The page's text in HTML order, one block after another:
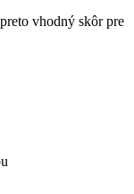
vhodný skôr pre